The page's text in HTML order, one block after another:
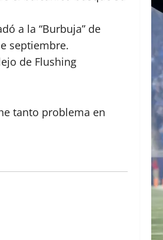
a la “Burbuja” de
septiembre.
de Flushing
tanto problema en